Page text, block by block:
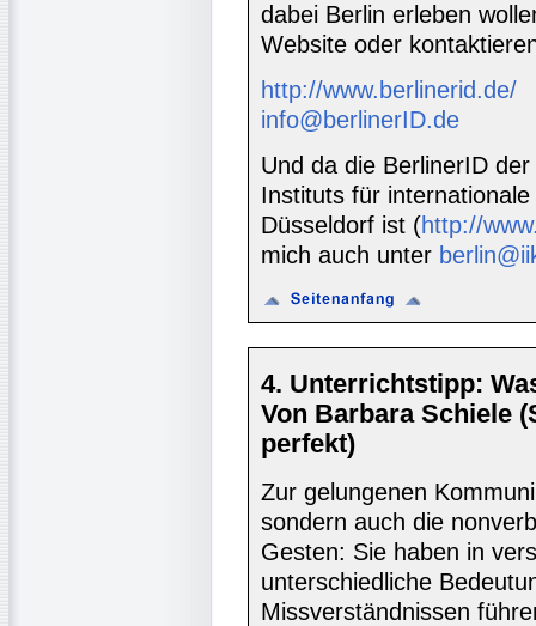
dabei Berlin erleben
Website oder
http://www.berlinerid.de/
info@berlinerID.de
Und da die BerlinerID
Instituts für
Düsseldorf ist (http://
mich auch unter
4. Unterrichtstipp:
Von Barbara Schiele
perfekt)
Zur gelungenen
sondern auch die
Gesten: Sie haben in
unterschiedliche
Missverständnissen